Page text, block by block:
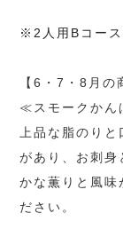
※2人用Bコー
【6・7・8月の
≪スモークかん
上品な脂のり
があり、お刺身
かな薫りと風味
ださい。